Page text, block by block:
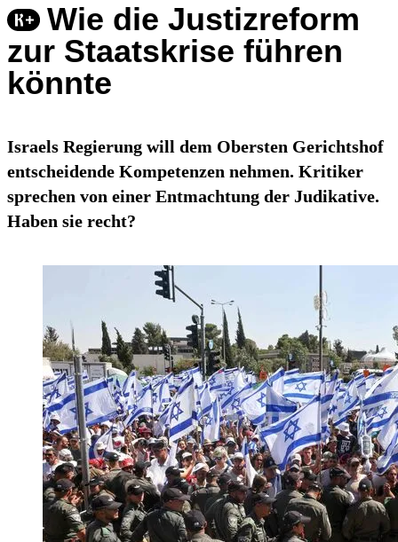
Wie die Justizreform
zur Staatskrise führen
könnte
Israels Regierung will dem Obersten Gerichtshof
entscheidende Kompetenzen nehmen. Kritiker
sprechen von einer Entmachtung der Judikative.
Haben sie recht?